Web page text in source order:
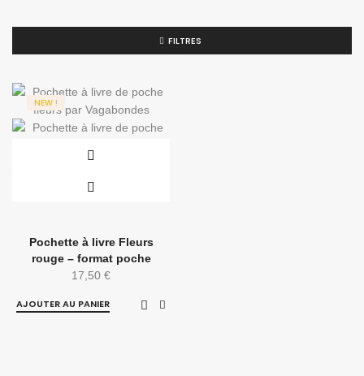
FILTRES
NEW !
Pochette à livre Fleurs
rouge – format poche
17,50 €
AJOUTER AU PANIER